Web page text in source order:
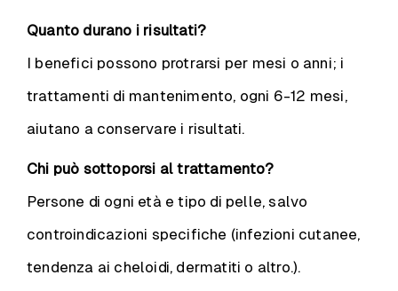
Quanto durano i risultati?
I benefici possono protrarsi per mesi o anni; i
trattamenti di mantenimento, ogni 6-12 mesi,
aiutano a conservare i risultati.
Chi può sottoporsi al trattamento?
Persone di ogni età e tipo di pelle, salvo
controindicazioni specifiche (infezioni cutanee,
tendenza ai cheloidi, dermatiti o altro.).